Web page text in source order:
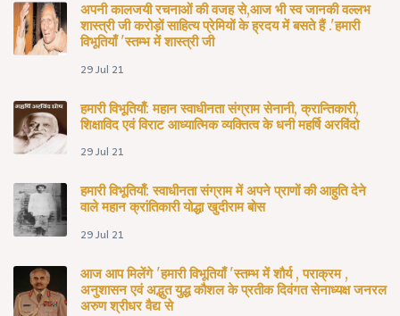
अपनी कालजयी रचनाओं की वजह से,आज भी स्व जानकी वल्लभ
शास्त्री जी करोड़ों साहित्य प्रेमियों के ह्रदय में बसते हैं .'हमारी
विभूतियाँ 'स्तम्भ में शास्त्री जी
29 Jul 21
हमारी विभूतियाँ: महान स्वाधीनता संग्राम सेनानी, क्रान्तिकारी,
शिक्षाविद एवं विराट आध्यात्मिक व्यक्तित्व के धनी महर्षि अरविंदो
29 Jul 21
हमारी विभूतियाँ: स्वाधीनता संग्राम में अपने प्राणों की आहुति देने
वाले महान क्रांतिकारी योद्धा खुदीराम बोस
29 Jul 21
आज आप मिलेंगे 'हमारी विभूतियाँ 'स्तम्भ में शौर्य , पराक्रम ,
अनुशासन एवं अद्भुत युद्ध कौशल के प्रतीक दिवंगत सेनाध्यक्ष जनरल
अरुण श्रीधर वैद्य से